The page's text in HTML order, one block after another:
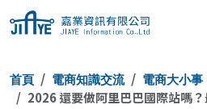
首頁 電商知識交流 電商大小事
2026 還要做阿里巴巴國際站嗎